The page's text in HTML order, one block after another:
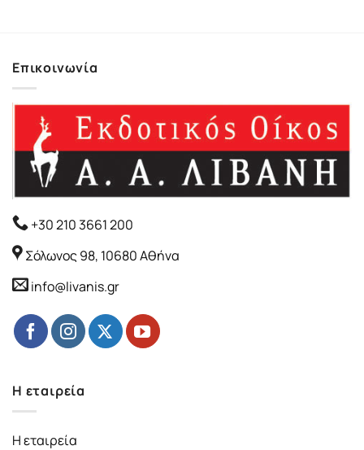
Επικοινωνία
+30 210 3661 200
Σόλωνος 98, 10680 Αθήνα
info@livanis.gr
Η εταιρεία
Η εταιρεία